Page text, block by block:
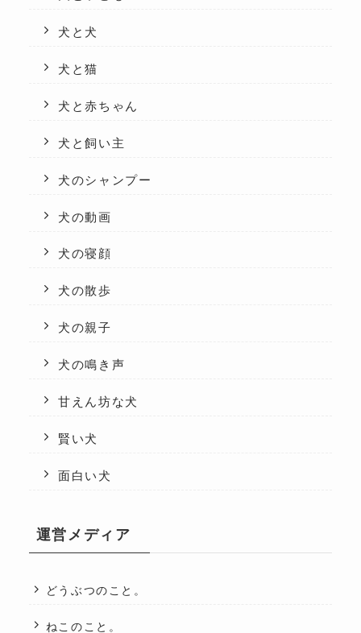
犬と犬
犬と猫
犬と赤ちゃん
犬と飼い主
犬のシャンプー
犬の動画
犬の寝顔
犬の散歩
犬の親子
犬の鳴き声
甘えん坊な犬
賢い犬
面白い犬
運営メディア
どうぶつのこと。
ねこのこと。